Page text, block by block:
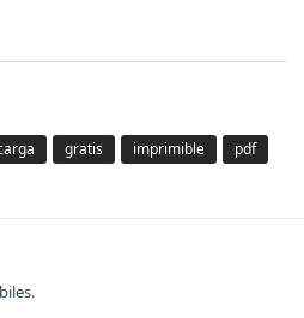
gratis imprimible pdf